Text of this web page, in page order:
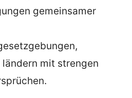
gemeinsamer
mit strengen